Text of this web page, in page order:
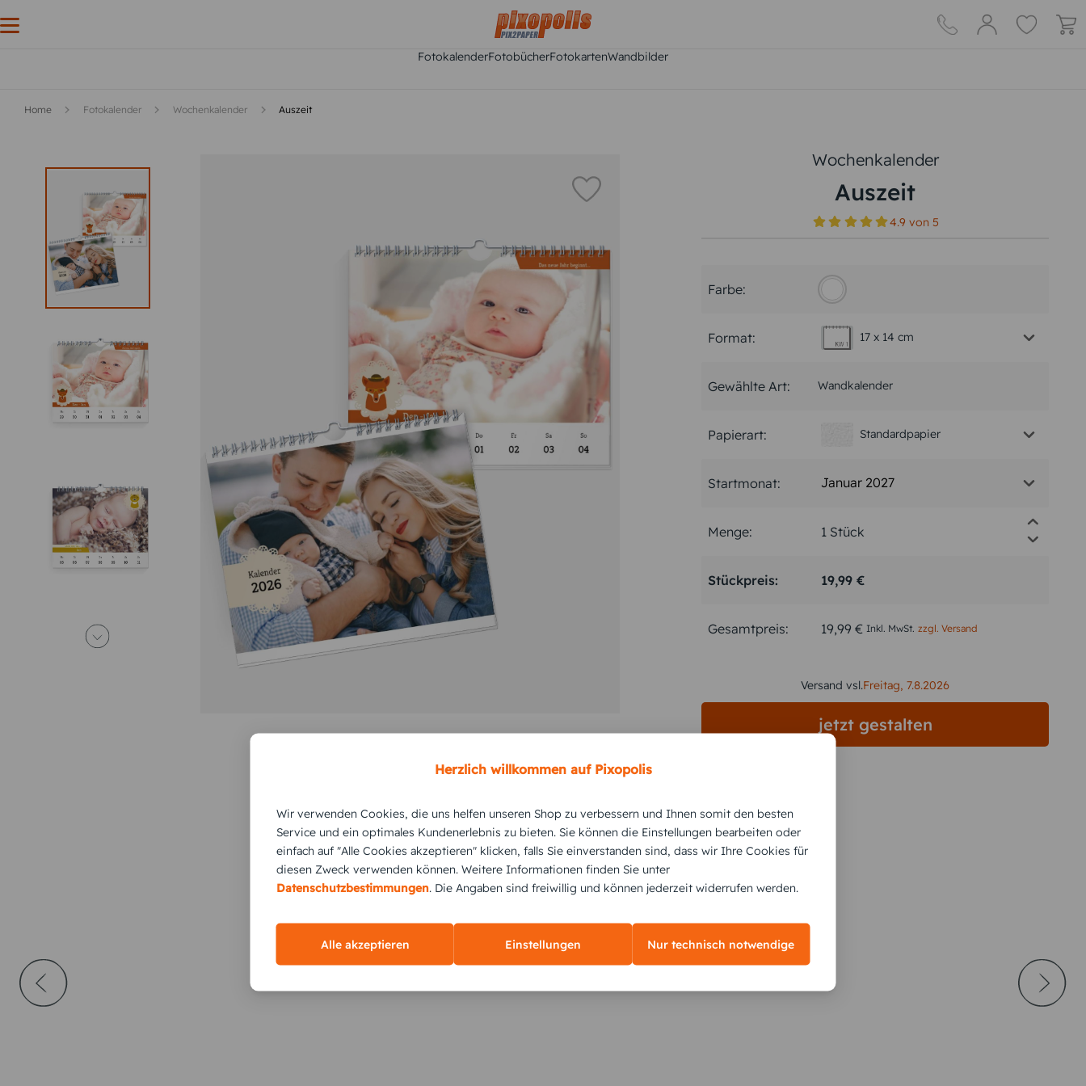
FotokalenderFotobücherFotokartenWandbilder
Home Fotokalender Wochenkalender Auszeit
Wochenkalender
Auszeit
4.9 von 5
Farbe:
Format: 17 x 14 cm
Gewählte Art: Wandkalender
Papierart: Standardpapier
Startmonat: Januar 2027
Menge:
Stückpreis: 19,99 €
Gesamtpreis: 19,99 € Inkl. MwSt. zzgl. Versand
Versand vsl.Freitag, 7.8.2026
jetzt gestalten
KUNDEN GEFÄLLT AUCH
Herzlich willkommen auf Pixopolis
Wir verwenden Cookies, die uns helfen unseren Shop zu verbessern und Ihnen somit den besten
Service und ein optimales Kundenerlebnis zu bieten. Sie können die Einstellungen bearbeiten oder
einfach auf "Alle Cookies akzeptieren" klicken, falls Sie einverstanden sind, dass wir Ihre Cookies für
diesen Zweck verwenden können. Weitere Informationen finden Sie unter
Datenschutzbestimmungen. Die Angaben sind freiwillig und können jederzeit widerrufen werden.
Alle akzeptieren Einstellungen Nur technisch notwendige